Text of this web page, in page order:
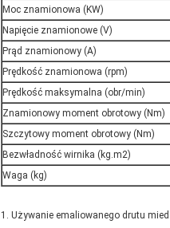
Moc znamionowa (KW)
Napięcie znamionowe (V)
Prąd znamionowy (A)
Prędkość znamionowa (rpm)
Prędkość maksymalna (obr/min)
Znamionowy moment obrotowy (Nm)
Szczytowy moment obrotowy (Nm)
Bezwładność wirnika (kg.m2)
Waga (kg)
1. Używanie emaliowanego drutu